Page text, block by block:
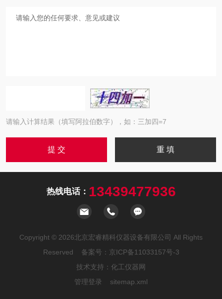
请输入计算结果（填写阿拉伯数字），如：三加四=7
热线电话： 13439477936
Copyright © 2026北京宏睿精科仪器设备有限公司 All Rights
Reserved 备案号： 京ICP备11033157号-3
技术支持： 化工仪器网
管理登录
sitemap.xml